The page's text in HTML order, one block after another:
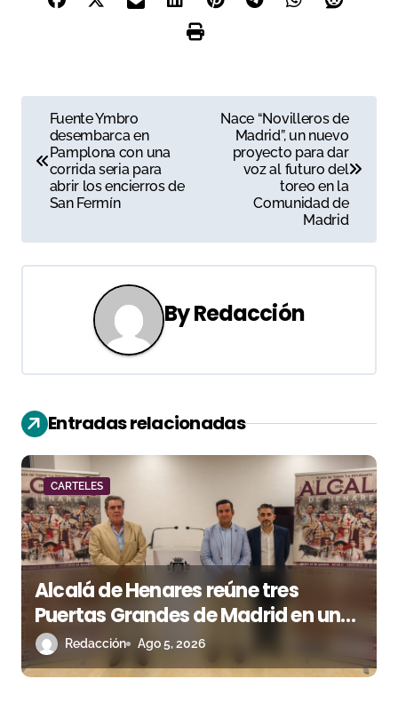
a
g
i
ó
n
d
e
e
n
t
r
Fuente Ymbro
desembarca en
Pamplona con una
corrida seria para
abrir los encierros de
San Fermín
Nace “Novilleros de
Madrid”, un nuevo
proyecto para dar
voz al futuro del
toreo en la
Comunidad de
Madrid
ByRedacción
Entradas relacionadas
CARTELES
Alcalá de Henares reúne tres
Puertas Grandes de Madrid en una
feria de alto nivel
Redacción Ago 5, 2026